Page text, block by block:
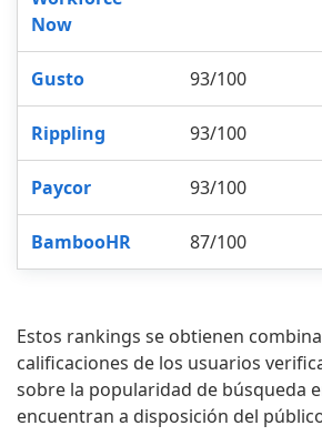
Now
Gusto 93/100
Rippling 93/100
Paycor 93/100
BambooHR 87/100
Estos rankings se obtienen
calificaciones de los usuarios
sobre la popularidad de búsqueda
encuentran a disposición del